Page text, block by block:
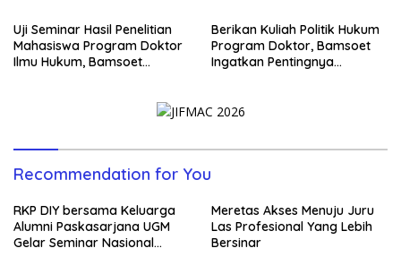
Uji Seminar Hasil Penelitian
Mahasiswa Program Doktor
Ilmu Hukum, Bamsoet
Berikan Kuliah Politik Hukum
Program Doktor, Bamsoet
Ingatkan Pentingnya
Recommendation for You
RKP DIY bersama Keluarga
Alumni Paskasarjana UGM
Gelar Seminar Nasional
Meretas Akses Menuju Juru
Las Profesional Yang Lebih
Bersinar